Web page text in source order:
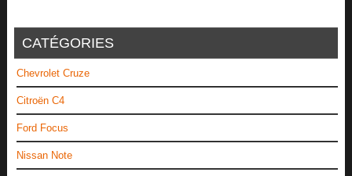
CATÉGORIES
Chevrolet Cruze
Citroën C4
Ford Focus
Nissan Note